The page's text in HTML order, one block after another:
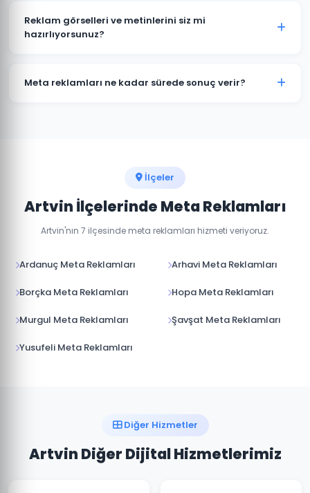
yöneticisinden yönetilir. Artvin'daki hedef kitlenizin
hangi platformda daha aktif olduğuna göre bütçe
Reklam görselleri ve metinlerini siz mi
hazırlıyorsunuz?
reklam görselleri, video içerikler ve reklam metinleri
Meta reklamları ne kadar sürede sonuç verir?
İlçeler
Artvin İlçelerinde Meta Reklamları
Artvin'nın 7 ilçesinde meta reklamları hizmeti veriyoruz.
Ardanuç Meta Reklamları Arhavi Meta Reklamları
Borçka Meta Reklamları Hopa Meta Reklamları
Murgul Meta Reklamları Şavşat Meta Reklamları
Yusufeli Meta Reklamları
Diğer Hizmetler
Artvin Diğer Dijital Hizmetlerimiz